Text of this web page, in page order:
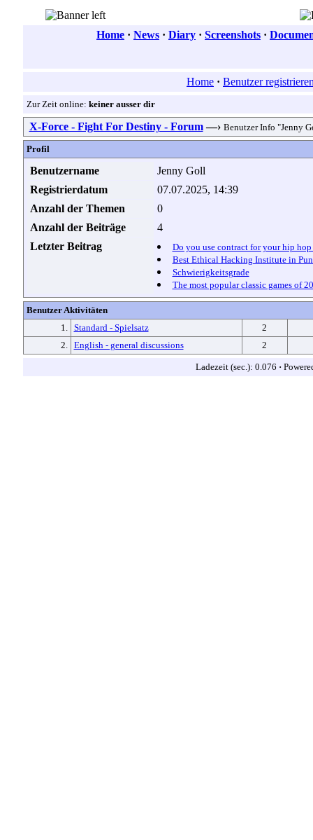
Home · News · Diary · Screenshots ·
Home · Benutzer
Zur Zeit online: keiner ausser dir
X-Force - Fight For Destiny - Forum —› Benutzer Info "Jenny
Profil
Benutzername
Jenny Goll
Registrierdatum
07.07.2025, 14:39
Anzahl der Themen
0
Anzahl der Beiträge
4
Letzter Beitrag
Do you use contract for your hip hop
Best Ethical Hacking Institute in
Schwierigkeitsgrade
The most popular classic games of
Benutzer Aktivitäten
1.
Standard - Spielsatz
2
2.
English - general discussions 2
Ladezeit (sec.): 0.076 ·